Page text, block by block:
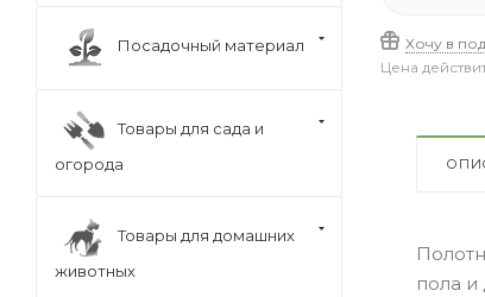
Хочу в
Цена
пола и
Посадочный материал
Товары для сада и
огорода
Товары для домашних
животных